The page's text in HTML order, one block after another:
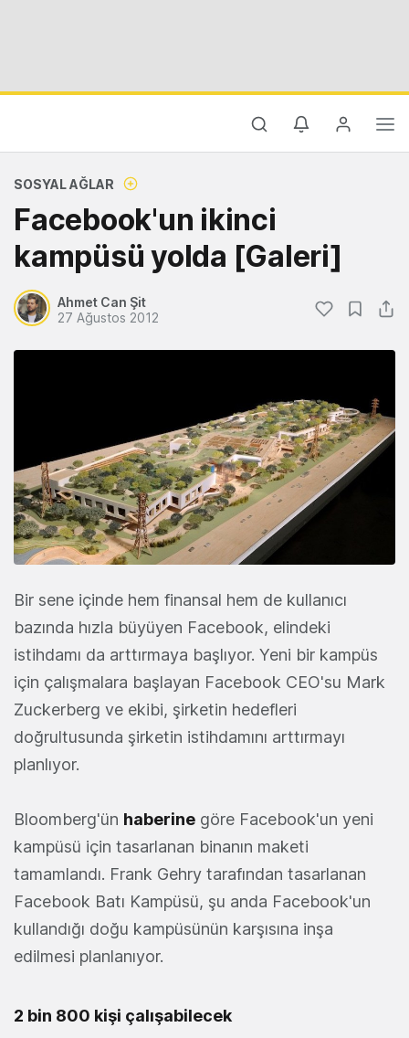
SOSYAL AĞLAR
Facebook'un ikinci
kampüsü yolda [Galeri]
Ahmet Can Şit
27 Ağustos 2012
Bir sene içinde hem finansal hem de kullanıcı
bazında hızla büyüyen Facebook, elindeki
istihdamı da arttırmaya başlıyor. Yeni bir kampüs
için çalışmalara başlayan Facebook CEO'su Mark
Zuckerberg ve ekibi, şirketin hedefleri
doğrultusunda şirketin istihdamını arttırmayı
planlıyor.
Bloomberg'ün haberine göre Facebook'un yeni
kampüsü için tasarlanan binanın maketi
tamamlandı. Frank Gehry tarafından tasarlanan
Facebook Batı Kampüsü, şu anda Facebook'un
kullandığı doğu kampüsünün karşısına inşa
edilmesi planlanıyor.
2 bin 800 kişi çalışabilecek